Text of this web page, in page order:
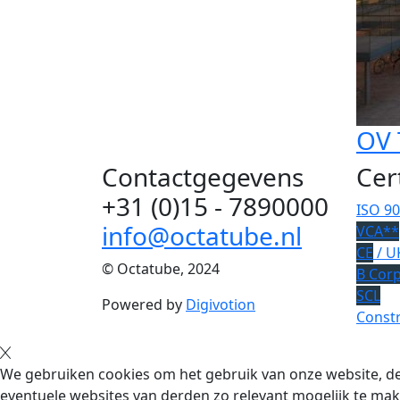
Contactgegevens
+31 (0)15 - 7890000
info@octatube.nl
© Octatube, 2024
Powered by Digivotion
ISO
VCA**
CE /
B
SCL
We gebruiken cookies om het gebruik van onze website,
eventuele websites van derden zo relevant mogelijk te